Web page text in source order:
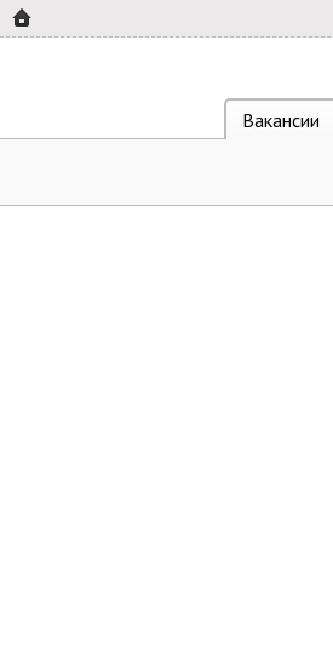
Вакансии